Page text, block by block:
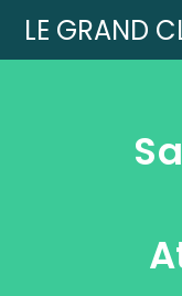
LE GRAND